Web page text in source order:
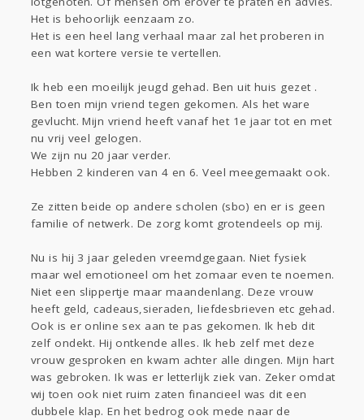
Sport
Contact Viva zoekt
Aangeboden
Gevraagd
Horen
Het is behoorlijk eenzaam zo.
Het is een heel lang verhaal maar zal het proberen in
een wat kortere versie te vertellen.
Ik heb een moeilijk jeugd gehad. Ben uit huis gezet .
Ben toen mijn vriend tegen gekomen. Als het ware
gevlucht. Mijn vriend heeft vanaf het 1e jaar tot en met
nu vrij veel gelogen.
We zijn nu 20 jaar verder.
Hebben 2 kinderen van 4 en 6. Veel meegemaakt ook.
Ze zitten beide op andere scholen (sbo) en er is geen
familie of netwerk. De zorg komt grotendeels op mij.
Nu is hij 3 jaar geleden vreemdgegaan. Niet fysiek
maar wel emotioneel om het zomaar even te noemen.
Niet een slippertje maar maandenlang. Deze vrouw
heeft geld, cadeaus,sieraden, liefdesbrieven etc gehad.
Ook is er online sex aan te pas gekomen. Ik heb dit
zelf ondekt. Hij ontkende alles. Ik heb zelf met deze
vrouw gesproken en kwam achter alle dingen. Mijn hart
was gebroken. Ik was er letterlijk ziek van. Zeker omdat
wij toen ook niet ruim zaten financieel was dit een
dubbele klap. En het bedrog ook mede naar de